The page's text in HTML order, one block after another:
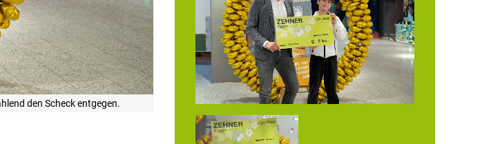
den Scheck entgegen.